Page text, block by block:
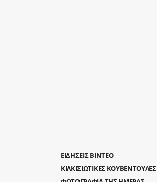
ΕΙΔΗΣΕΙΣ ΒΙΝΤΕΟ
ΚΙΛΚΙΣΙΩΤΙΚΕΣ ΚΟΥΒΕΝΤΟΥΛΕΣ